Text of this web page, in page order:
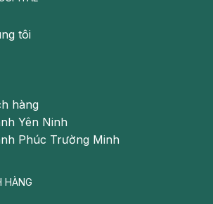
tràng vô căn.
toàn thân như: tăng calci máu,
hạ kali máu, suy giáp, mang thai.
đổi nội tiết tố trong thai kỳ cùng
cung chèn ép lên ruột, hoặc do
đổi quá nhiều trong thai kỳ (uống
sắt, canxi, ăn nhiều thực phẩm
có thể ảnh hưởng đến nhu động
đột quỵ, bệnh Hirschsprung,
tổn thương tủy sống, chấn thương
tôi
hàng
Yên Ninh
Phúc Trường Minh
HÀNG